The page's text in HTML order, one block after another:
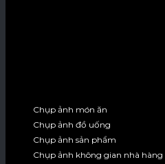
Chụp ảnh món ăn
Chụp ảnh đồ uống
Chụp ảnh sản phẩm
Chụp ảnh không gian nhà hàng